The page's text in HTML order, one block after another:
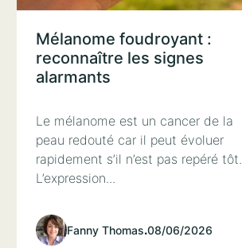
Mélanome foudroyant :
reconnaître les signes
alarmants
Le mélanome est un cancer de la
peau redouté car il peut évoluer
rapidement s’il n’est pas repéré tôt.
L’expression...
Fanny Thomas.08/06/2026